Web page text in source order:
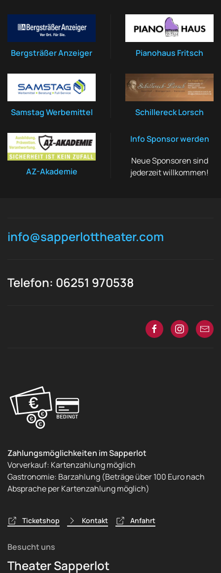
Bergsträßer Anzeiger Pianohaus Fritsch
Samstag Werbemittel Schillereck Lorsch
AZ-Akademie
Info Sponsor werden
Neue Sponsoren sind
jederzeit willkommen!
info@sapperlottheater.com
Telefon: 06251 970538
Zahlungsmöglichkeiten im Sapperlot
Vorverkauf: Kartenzahlung möglich
Gastronomie: Barzahlung (Beträge über 100 Euro nach
Absprache per Kartenzahlung möglich)
Ticketshop Kontakt Anfahrt
Besucht uns
Theater Sapperlot